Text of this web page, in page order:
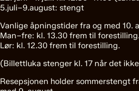
5.juli–9.august: stengt
Vanlige åpningstider fra og med 10.
Man–fre: kl. 13.30 frem til forestilling.
Lør: kl. 12.30 frem til forestilling.
(Billettluka stenger kl. 17 når det
Resepsjonen holder sommerstengt